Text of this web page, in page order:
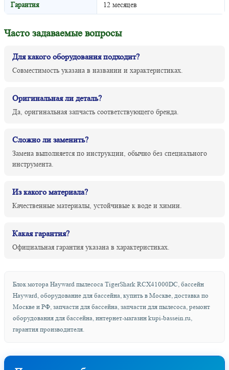
Гарантия 12 месяцев
Часто задаваемые вопросы
Для какого оборудования подходит?
Совместимость указана в названии и характеристиках.
Оригинальная ли деталь?
Да, оригинальная запчасть соответствующего бренда.
Сложно ли заменить?
Замена выполняется по инструкции, обычно без специального
инструмента.
Из какого материала?
Качественные материалы, устойчивые к воде и химии.
Какая гарантия?
Официальная гарантия указана в характеристиках.
Блок мотора Hayward пылесоса TigerShark RCX41000DC, бассейн
Hayward, оборудование для бассейна, купить в Москве, доставка по
Москве и РФ, запчасти для бассейна, запчасти для пылесоса, ремонт
оборудования для бассейна, интернет-магазин kupi-bassein.ru,
гарантия производителя.